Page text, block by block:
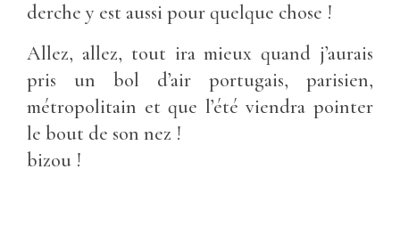
derche y est aussi pour quelque chose !
Allez, allez, tout ira mieux quand j’aurais
pris un bol d’air portugais, parisien,
métropolitain et que l’été viendra pointer
le bout de son nez !
bizou !